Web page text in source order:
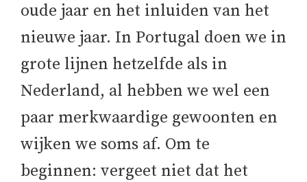
oude jaar en het inluiden van het
nieuwe jaar. In Portugal doen we in
grote lijnen hetzelfde als in
Nederland, al hebben we wel een
paar merkwaardige gewoonten en
wijken we soms af. Om te
beginnen: vergeet niet dat het